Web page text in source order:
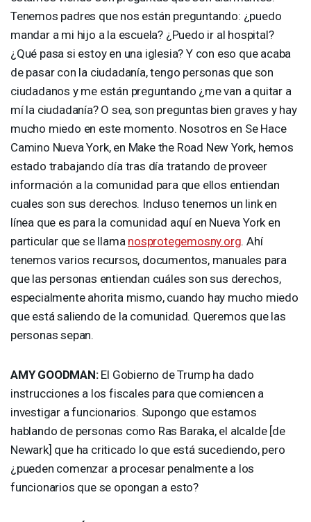
Tenemos padres que nos están preguntando: ¿puedo
mandar a mi hijo a la escuela? ¿Puedo ir al hospital?
¿Qué pasa si estoy en una iglesia? Y con eso que acaba
de pasar con la ciudadanía, tengo personas que son
ciudadanos y me están preguntando ¿me van a quitar a
mí la ciudadanía? O sea, son preguntas bien graves y hay
mucho miedo en este momento. Nosotros en Se Hace
Camino Nueva York, en Make the Road New York, hemos
estado trabajando día tras día tratando de proveer
información a la comunidad para que ellos entiendan
cuales son sus derechos. Incluso tenemos un link en
línea que es para la comunidad aquí en Nueva York en
particular que se llama nosprotegemosny.org. Ahí
tenemos varios recursos, documentos, manuales para
que las personas entiendan cuáles son sus derechos,
especialmente ahorita mismo, cuando hay mucho miedo
que está saliendo de la comunidad. Queremos que las
personas sepan.
AMY GOODMAN:El Gobierno de Trump ha dado
instrucciones a los fiscales para que comiencen a
investigar a funcionarios. Supongo que estamos
hablando de personas como Ras Baraka, el alcalde [de
Newark] que ha criticado lo que está sucediendo, pero
¿pueden comenzar a procesar penalmente a los
funcionarios que se opongan a esto?